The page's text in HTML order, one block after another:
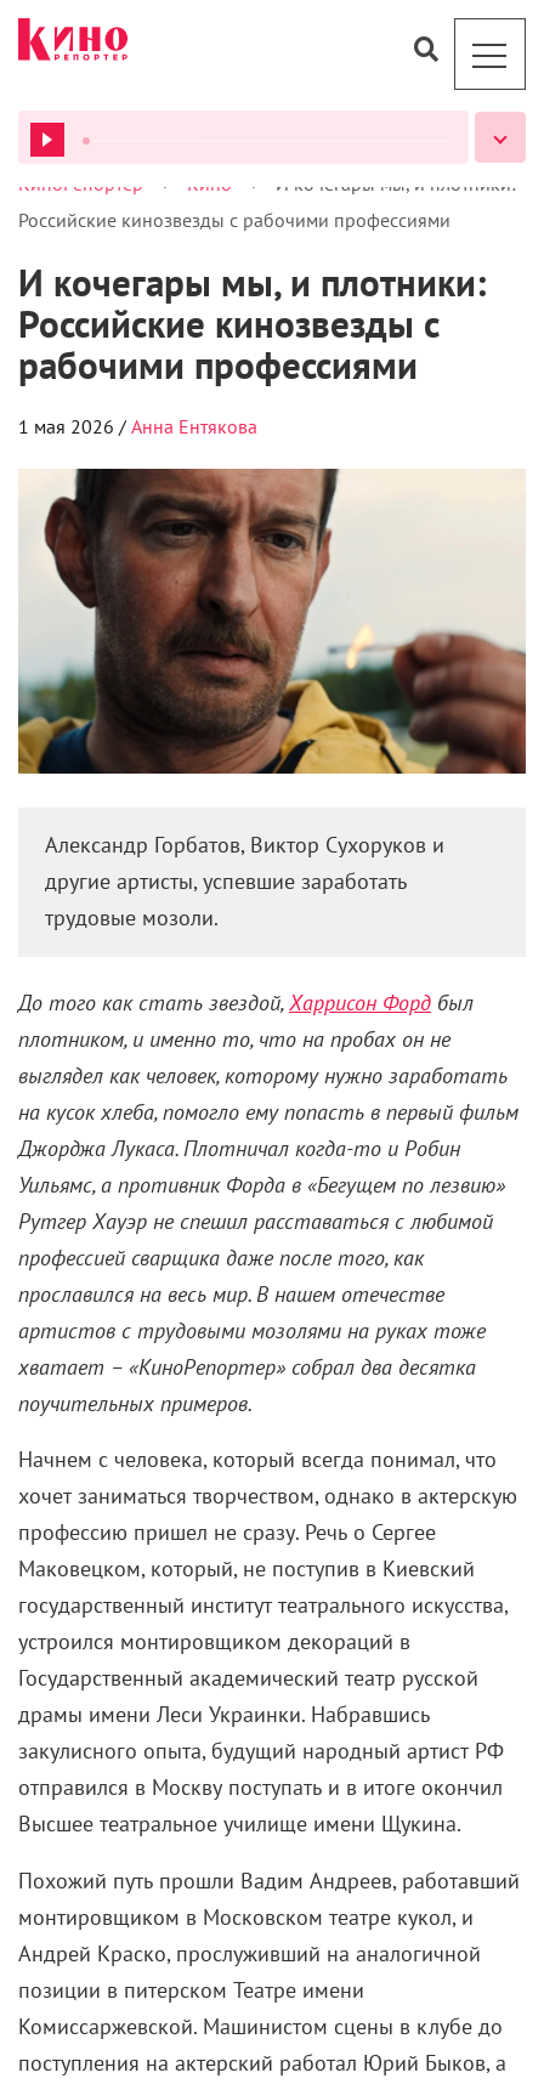
ВСЕ ПОДКАСТЫ
КиноРепортер > Кино >
И кочегары мы, и плотники:
Российские кинозвезды с рабочими профессиями
И кочегары мы, и плотники:
Российские кинозвезды с
рабочими профессиями
1 мая 2026 / Анна Ентякова
Александр Горбатов, Виктор Сухоруков и
другие артисты, успевшие заработать
трудовые мозоли.
До того как стать звездой, Харрисон Форд был
плотником, и именно то, что на пробах он не
выглядел как человек, которому нужно заработать
на кусок хлеба, помогло ему попасть в первый фильм
Джорджа Лукаса. Плотничал когда-то и Робин
Уильямс, а противник Форда в «Бегущем по лезвию»
Рутгер Хауэр не спешил расставаться с любимой
профессией сварщика даже после того, как
прославился на весь мир. В нашем отечестве
артистов с трудовыми мозолями на руках тоже
хватает – «КиноРепортер» собрал два десятка
поучительных примеров.
Начнем с человека, который всегда понимал, что
хочет заниматься творчеством, однако в актерскую
профессию пришел не сразу. Речь о Сергее
Маковецком, который, не поступив в Киевский
государственный институт театрального искусства,
устроился монтировщиком декораций в
Государственный академический театр русской
драмы имени Леси Украинки. Набравшись
закулисного опыта, будущий народный артист РФ
отправился в Москву поступать и в итоге окончил
Высшее театральное училище имени Щукина.
Похожий путь прошли Вадим Андреев, работавший
монтировщиком в Московском театре кукол, и
Андрей Краско, прослуживший на аналогичной
позиции в питерском Театре имени
Комиссаржевской. Машинистом сцены в клубе до
поступления на актерский работал Юрий Быков, а